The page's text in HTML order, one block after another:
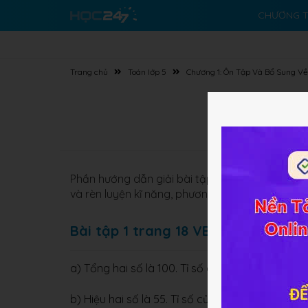
CHƯƠNG
Trang chủ Toán lớp 5 Chương 1: Ôn Tập Và Bổ Sung
Phần hướng dẫn giải bài tập Ôn tập về giải
và rèn luyện kĩ năng, phương pháp giải bài tập
Bài tập 1 trang 18 VBT Toán 5 tập 1
a) Tổng hai số là 100. Tỉ số của hai số đó là
b) Hiệu hai số là 55. Tỉ số của hai số là . Tìm